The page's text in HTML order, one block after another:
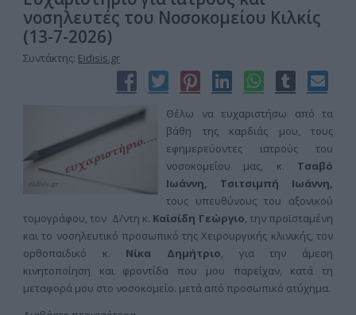
νοσηλευτές του Νοσοκομείου Κιλκίς
(13-7-2026)
Συντάκτης: Eidisis.gr
Θέλω να ευχαριστήσω από τα
βάθη της καρδιάς μου, τους
εφημερεύοντες ιατρούς του
νοσοκομείου μας, κ. Τσαβό
Ιωάννη, Τσιτσιμπή Ιωάννη,
τους υπευθύνους του αξονικού
τομογράφου, τον Δ/ντη κ. Καϊσίδη Γεώργιο, την προϊσταμένη
και το νοσηλευτικό προσωπικό της Χειρουργικής κλινικής, τον
ορθοπαιδικό κ. Νίκα Δημήτριο, για την άμεση
κινητοποίηση και φροντίδα που μου παρείχαν, κατά τη
μεταφορά μου στο νοσοκομείο. μετά από προσωπικό ατύχημα.